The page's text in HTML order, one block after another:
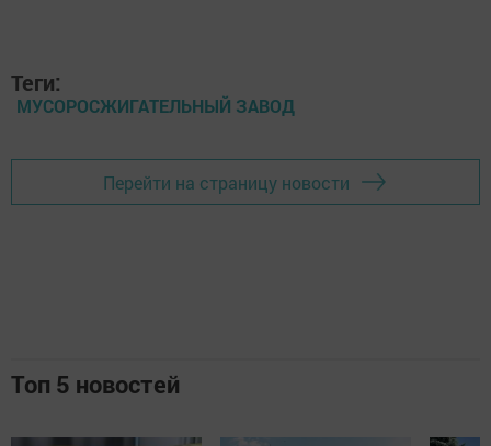
Теги:
МУСОРОСЖИГАТЕЛЬНЫЙ ЗАВОД
Перейти на страницу новости
Топ 5 новостей